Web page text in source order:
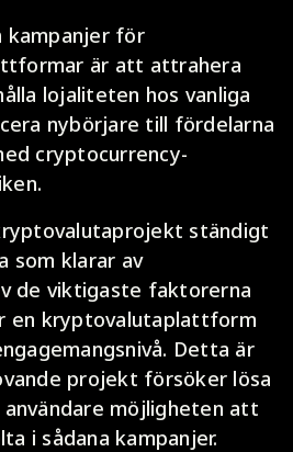
kampanjer för
är att attrahera
lojaliteten hos vanliga
nybörjare till fördelarna
cryptocurrency-
ständigt
som klarar av
de viktigaste faktorerna
en kryptovalutaplattform
Detta är
projekt försöker lösa
möjligheten att
i sådana kampanjer.